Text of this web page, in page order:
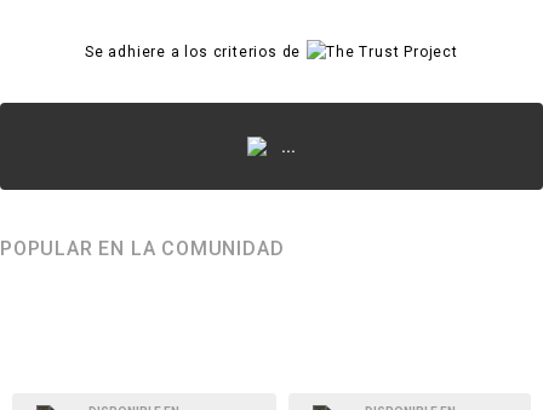
Se adhiere a los criterios de
...
POPULAR EN LA COMUNIDAD